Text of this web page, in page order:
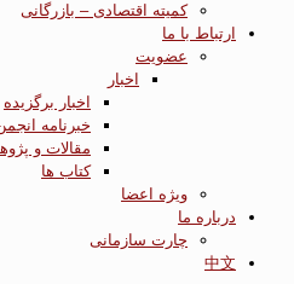
کمیته اقتصادی – بازرگانی
ارتباط با ما
عضویت
اخبار
اخبار برگزیده
خبرنامه
مقالات و
کتاب ها
ویژه اعضا
درباره ما
چارت سازمانی
中文